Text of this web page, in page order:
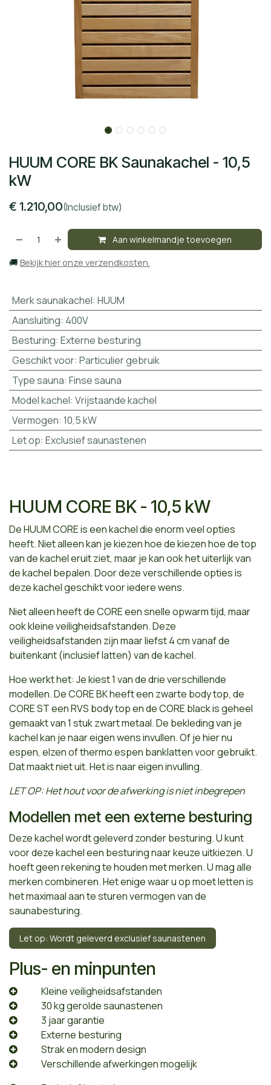
HUUM CORE BK Saunakachel - 10,5
kW
€ 1.210,00(Inclusief btw)
Aan winkelmandje toevoegen
🚚 Bekijk hier onze verzendkosten.
Merk saunakachel: HUUM
Aansluiting: 400V
Besturing: Externe besturing
Geschikt voor: Particulier gebruik
Type sauna: Finse sauna
Model kachel: Vrijstaande kachel
Vermogen: 10,5 kW
Let op: Exclusief saunastenen
HUUM CORE BK - 10,5 kW
De HUUM CORE is een kachel die enorm veel opties
heeft. Niet alleen kan je kiezen hoe de kiezen hoe de top
van de kachel eruit ziet, maar je kan ook het uiterlijk van
de kachel bepalen. Door deze verschillende opties is
deze kachel geschikt voor iedere wens.
Niet alleen heeft de CORE een snelle opwarm tijd, maar
ook kleine veiligheidsafstanden. Deze
veiligheidsafstanden zijn maar liefst 4 cm vanaf de
buitenkant (inclusief latten) van de kachel.
Hoe werkt het: Je kiest 1 van de drie verschillende
modellen. De CORE BK heeft een zwarte body top, de
CORE ST een RVS body top en de CORE black is geheel
gemaakt van 1 stuk zwart metaal. De bekleding van je
kachel kan je naar eigen wens invullen. Of je hier nu
espen, elzen of thermo espen banklatten voor gebruikt.
Dat maakt niet uit. Het is naar eigen invulling.
LET OP: Het hout voor de afwerking is niet inbegrepen
Modellen met een externe besturing
Deze kachel wordt geleverd zonder besturing. U kunt
voor deze kachel een besturing naar keuze uitkiezen. U
hoeft geen rekening te houden met merken. U mag alle
merken combineren. Het enige waar u op moet letten is
het maximaal aan te sturen vermogen van de
saunabesturing.
Let op: Wordt geleverd exclusief saunastenen
Plus- en minpunten
​Kleine veiligheidsafstanden
​30 kg gerolde saunastenen
​3 jaar garantie
​Externe besturing
​Strak en modern design
​Verschillende afwerkingen mogelijk